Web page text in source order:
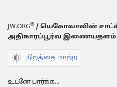
JW.ORG® / யெகோவாவின்
அதிகாரப்பூர்வ இணையதளம்
நிறத்தை மாற்ற
உடனே பார்க்க...